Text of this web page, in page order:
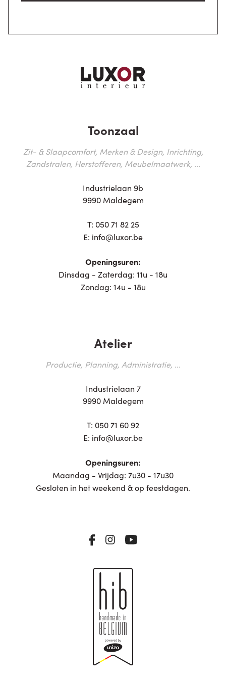
Toonzaal
Zit- & Slaapcomfort, Merken & Design, Inrichting,
Zandstralen, Herstofferen, Meubelmaatwerk, ...
Industrielaan 9b
9990 Maldegem
T: 050 71 82 25
E: info@luxor.be
Openingsuren:
Dinsdag - Zaterdag: 11u - 18u
Zondag: 14u - 18u
Atelier
Productie, Planning, Administratie, ...
Industrielaan 7
9990 Maldegem
T: 050 71 60 92
E: info@luxor.be
Openingsuren:
Maandag - Vrijdag: 7u30 - 17u30
Gesloten in het weekend & op feestdagen.